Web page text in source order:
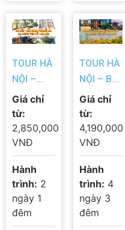
TOUR HÀ
NỘI –
TRÀNG
AN – BÁI
ĐÍNH –
HẠ LONG
– YÊN TỬ
| 2 Ngày 1
Đêm Khởi
Hành Thứ
6
Giá chỉ
từ:
2,850,000
VNĐ
Hành
trình: 2
ngày 1
đêm
TOUR HÀ
NỘI – BÁI
ĐÍNH –
TRÀNG
AN – HẠ
LONG –
YÊN TỬ –
HÀ NỘI |
4 Ngày 3
Đêm
Giá chỉ
từ:
4,190,000
VNĐ
Hành
trình: 4
ngày 3
đêm